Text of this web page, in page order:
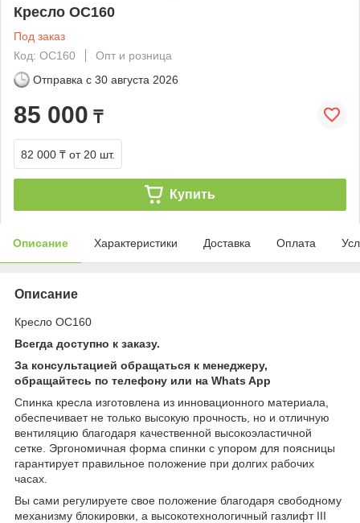
Кресло OC160
Под заказ
Код: OC160
Опт и розница
Отправка с 30 августа 2026
85 000 ₸
82 000 ₸ от 20 шт.
Купить
Описание Характеристики Доставка Оплата
Описание
Кресло OC160
Всегда доступно к заказу.
За консультацией обращаться к менеджеру,
обращайтесь по телефону или на Whats App
Спинка кресла изготовлена из инновационного материала,
обеспечивает не только высокую прочность, но и отличную
вентиляцию благодаря качественной высокоэластичной
сетке. Эргономичная форма спинки с упором для поясницы
гарантирует правильное положение при долгих рабочих
часах.
Вы сами регулируете свое положение благодаря свободному
механизму блокировки, а высокотехнологичный газлифт III